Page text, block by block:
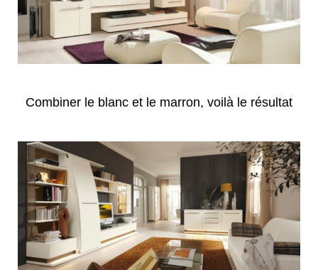
Combiner le blanc et le marron, voilà le résultat